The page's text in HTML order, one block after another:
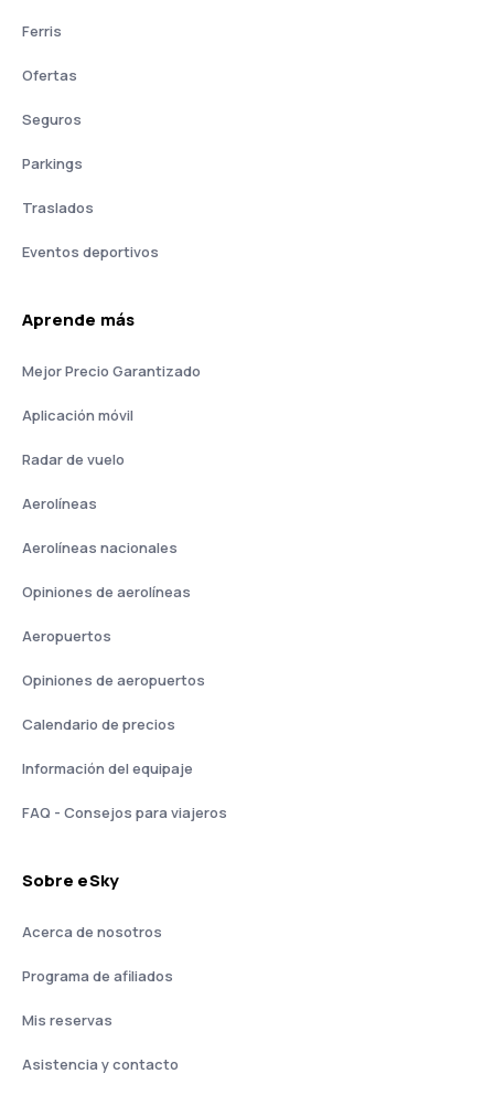
Ferris
Ofertas
Seguros
Parkings
Traslados
Eventos deportivos
Aprende más
Mejor Precio Garantizado
Aplicación móvil
Radar de vuelo
Aerolíneas
Aerolíneas nacionales
Opiniones de aerolíneas
Aeropuertos
Opiniones de aeropuertos
Calendario de precios
Información del equipaje
FAQ - Consejos para viajeros
Sobre eSky
Acerca de nosotros
Programa de afiliados
Mis reservas
Asistencia y contacto